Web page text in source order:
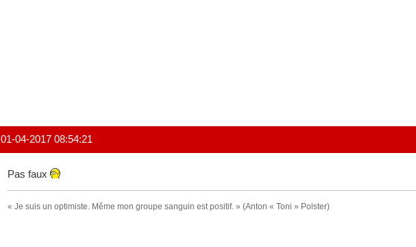
01-04-2017 08:54:21
Pas faux
« Je suis un optimiste. Même mon groupe sanguin est positif. » (Anton « Toni » Polster)